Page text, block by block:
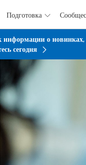
содержанию
Подготовка 
о новинках,
сегодня